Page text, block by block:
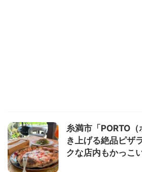
糸満市「PORTO
き上げる絶品ピザ
クな店内もかっこい